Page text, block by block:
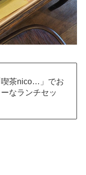
茶nico…」でお
なランチセッ